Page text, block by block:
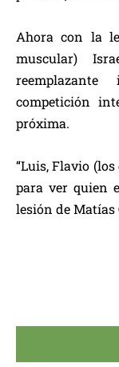
Ahora con la
muscular)
competición
próxima.
“Luis, Flavio
para ver quien
lesión de Matías